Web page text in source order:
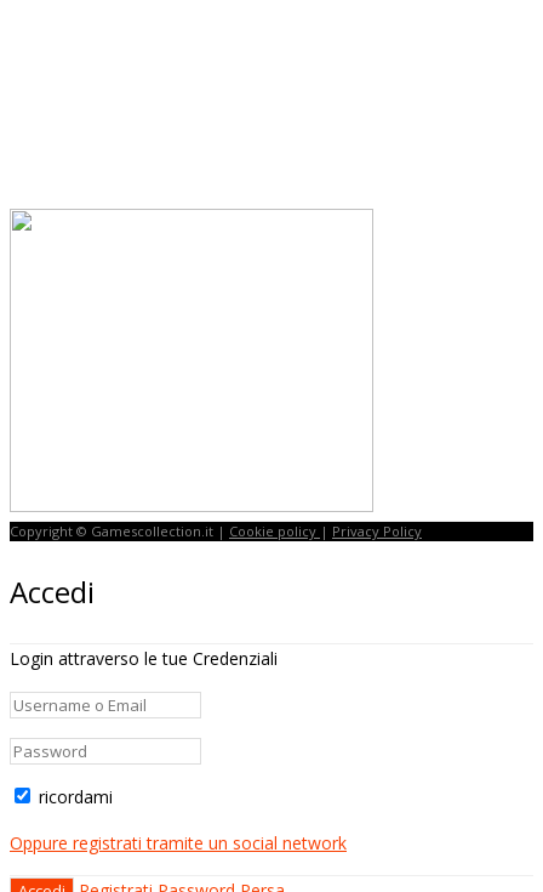
Copyright © Gamescollection.it | Cookie policy | Privacy Policy
Accedi
Login attraverso le tue Credenziali
ricordami
Oppure registrati tramite un social network